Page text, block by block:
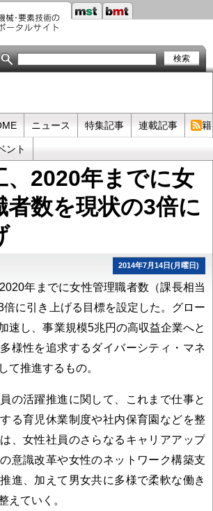
ニュース 特集記事 連載記事 書
ント
、2020年までに女
者数を現状の3倍に
2014年7月14日(月曜日)
年までに女性管理職者数（課長相当
に引き上げる目標を設定した。グロー
速し、事業規模5兆円の高収益企業へと
様性を追求するダイバーシティ・マネ
て推進するもの。
の活躍推進に関して、これまで仕事と
る育児休業制度や社内保育園などを整
、女性社員のさらなるキャリアアップ
意識改革や女性のネットワーク構築支
進、加えて男女共に多様で柔軟な働き
えていく。